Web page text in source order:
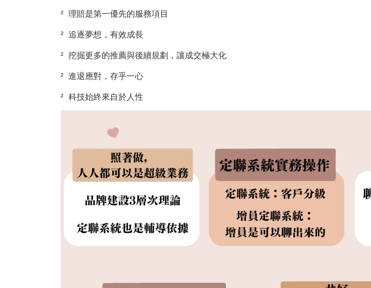
² 理賠是第一優先的服務項目
² 追逐夢想，有效成長
² 挖掘更多的推薦與後續規劃，讓成交極大化
² 進退應對，存乎一心
² 科技始終來自於人性